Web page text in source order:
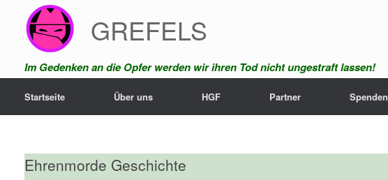
springen
GREFELS
Im Gedenken an die Opfer werden wir ihren Tod nicht ungestraft lassen!
Startseite Über uns HGF Partner Spenden
Ehrenmorde Geschichte